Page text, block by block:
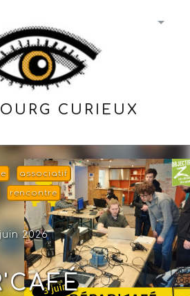
CURIEUX
associatif
rencontre
2026